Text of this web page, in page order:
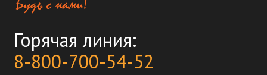
Горячая линия:
8-800-700-54-52